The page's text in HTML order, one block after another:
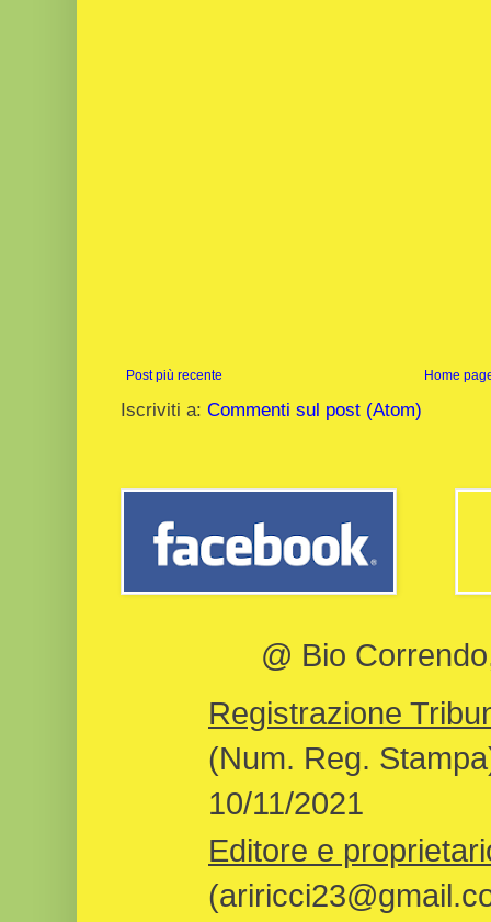
Post più recente Home
Iscriviti a: Commenti sul post (Atom)
@ Bio
Registrazione
(Num. Reg.
10/11/2021
Editore e